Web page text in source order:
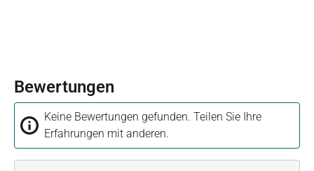
Bewertungen
Keine Bewertungen gefunden. Teilen Sie Ihre
Erfahrungen mit anderen.